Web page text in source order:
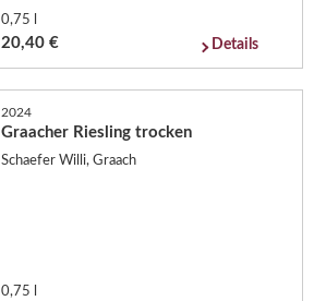
0,75 l
20,40 € Details
2024
Graacher Riesling trocken
Schaefer Willi, Graach
0,75 l